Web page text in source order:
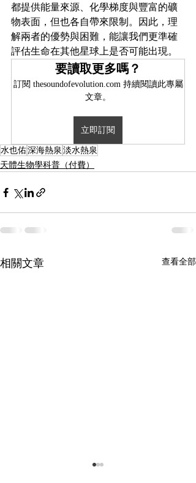
都提供能量來源、化學梯度與豐富的礦
物表面，但也各自帶來限制。因此，理
解兩者的優勢與困難，能讓我們更準確
評估生命在其他星球上是否可能出現。
要讀取更多嗎？
訂閱 thesoundofevolution.com 持續閱讀此專屬
文章。
立即訂閱
水也佑深海熱泉淡水熱泉
天體生物學科普（付費）
相關文章 查看全部